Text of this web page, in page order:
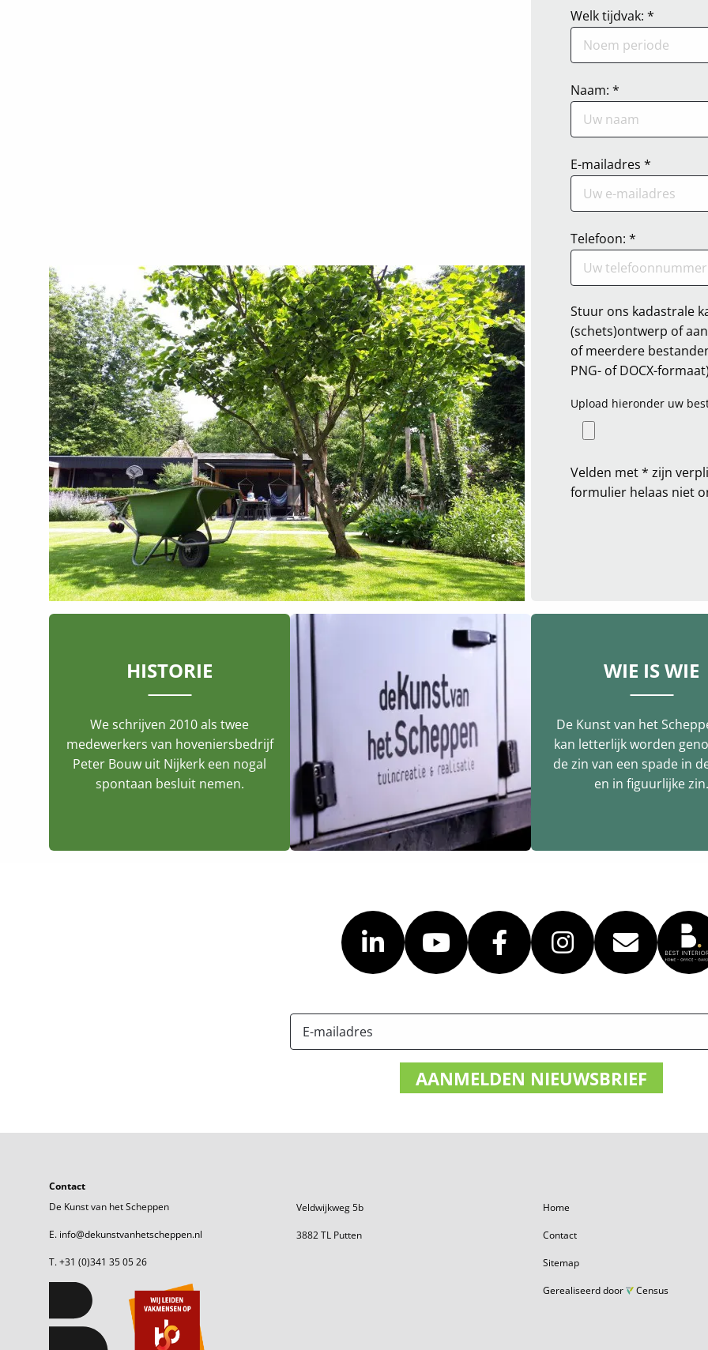
Welk tijdvak: *
Naam: *
E-mailadres *
Telefoon: *
Stuur ons kadastrale
(schets)ontwerp of
of meerdere
PNG- of DOCX-
Upload hieronder uw
Velden met * zijn
formulier helaas niet
HISTORIE
We schrijven 2010 als twee
medewerkers van hoveniersbedrijf
Peter Bouw uit Nijkerk een nogal
spontaan besluit nemen.
WIE IS WIE
De Kunst van het
kan letterlijk worden
de zin van een spade in
en in figuurlijke zin.
Contact
De Kunst van het Scheppen
E. info@dekunstvanhetscheppen.nl
T. +31 (0)341 35 05 26
Veldwijkweg 5b
3882 TL Putten
Home
Contact
Sitemap
Gerealiseerd door Census